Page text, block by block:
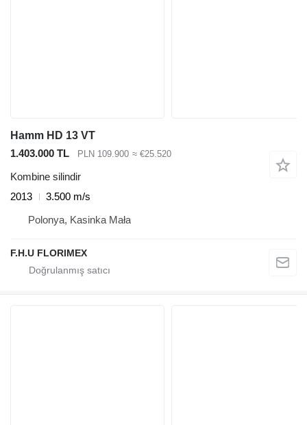
Hamm HD 13 VT
1.403.000 TL
PLN 109.900 ≈ €25.520
Kombine silindir
2013
3.500 m/s
Polonya, Kasinka Mała
F.H.U FLORIMEX